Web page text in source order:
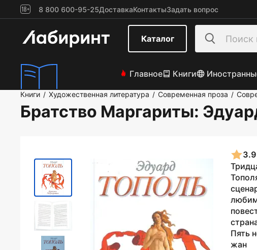
8 800 600-95-25ДоставкаКонтактыЗадать вопрос
Каталог
Главное Книги
Книги / Художественная литература / Современная проза /
Братство Маргариты:
3.9
Пять
жан